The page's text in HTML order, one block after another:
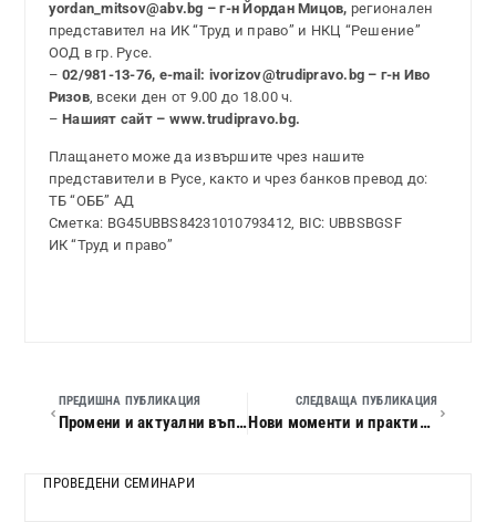
yordan_mitsov@abv.bg – г-н Йордан Мицов, регионален
представител на ИК “Труд и право” и НКЦ “Решение”
ООД в гр. Русе.
–02/981-13-76, e-mail: ivorizov@trudipravo.bg – г-н Иво
Ризов, всеки ден от 9.00 до 18.00 ч.
–Нашият сайт – www.trudipravo.bg.
Плащането може да извършите чрез нашите
представители в Русе, както и чрез банков превод до:
ТБ “ОББ” АД
Сметка: BG45UBBS84231010793412, BIC: UBBSBGSF
ИК “Труд и право”
ПРЕДИШНА ПУБЛИКАЦИЯ
Промени и актуални въпроси на данъка върху добавената стойност през 2019 г.
СЛЕДВАЩА ПУБЛИКАЦИЯ
Нови моменти и практически въпроси по данъка върху добавената стойност за 2019 г.
ПРОВЕДЕНИ СЕМИНАРИ